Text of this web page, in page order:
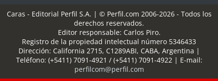
Caras - Editorial Perfil S.A. | © Perfil.com 2006-2026 - Todos los
derechos reservados.
Editor responsable: Carlos Piro.
Registro de la propiedad intelectual número 5346433
Dirección: California 2715, C1289ABI, CABA, Argentina |
Teléfono: (+5411) 7091-4921 / (+5411) 7091-4922| E-mail:
perfilcom@perfil.com